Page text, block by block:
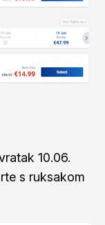
10.06.
s ruksakom